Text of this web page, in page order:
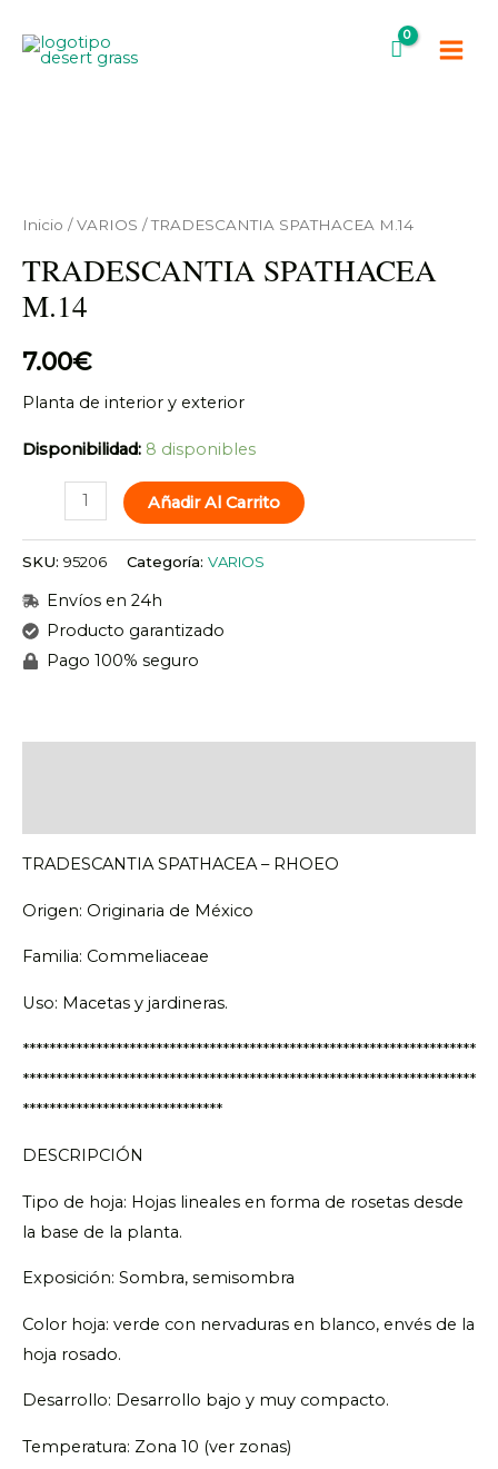
Inicio /VARIOS / TRADESCANTIA SPATHACEA M.14
TRADESCANTIA SPATHACEA
M.14
7.00€
Planta de interior y exterior
Disponibilidad: 8 disponibles
M.14
Añadir Al Carrito
SKU: 95206 Categoría: VARIOS
Envíos en 24h
Producto garantizado
Pago 100% seguro
TRADESCANTIA SPATHACEA – RHOEO
Origen: Originaria de México
Familia: Commeliaceae
Uso: Macetas y jardineras.
********************************************************************
********************************************************************
******************************
DESCRIPCIÓN
Tipo de hoja: Hojas lineales en forma de rosetas desde
la base de la planta.
Exposición: Sombra, semisombra
Color hoja: verde con nervaduras en blanco, envés de la
hoja rosado.
Desarrollo: Desarrollo bajo y muy compacto.
Temperatura: Zona 10 (ver zonas)